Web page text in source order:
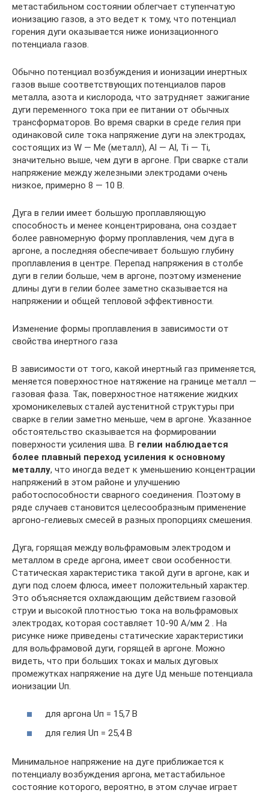
метастабильном состоянии облегчает ступенчатую
ионизацию газов, а это ведет к тому, что потенциал
горения дуги оказывается ниже ионизационного
потенциала газов.
Обычно потенциал возбуждения и ионизации инертных
газов выше соответствующих потенциалов паров
металла, азота и кислорода, что затрудняет зажигание
дуги переменного тока при ее питании от обычных
трансформаторов. Во время сварки в среде гелия при
одинаковой силе тока напряжение дуги на электродах,
состоящих из W — Me (металл), Al — Al, Ti — Ti,
значительно выше, чем дуги в аргоне. При сварке стали
напряжение между железными электродами очень
низкое, примерно 8 — 10 В.
Дуга в гелии имеет большую проплавляющую
способность и менее концентрирована, она создает
более равномерную форму проплавления, чем дуга в
аргоне, а последняя обеспечивает большую глубину
проплавления в центре. Перепад напряжения в столбе
дуги в гелии больше, чем в аргоне, поэтому изменение
длины дуги в гелии более заметно сказывается на
напряжении и общей тепловой эффективности.
Изменение формы проплавления в зависимости от
свойства инертного газа
В зависимости от того, какой инертный газ применяется,
меняется поверхностное натяжение на границе металл —
газовая фаза. Так, поверхностное натяжение жидких
хромоникелевых сталей аустенитной структуры при
сварке в гелии заметно меньше, чем в аргоне. Указанное
обстоятельство сказывается на формировании
поверхности усиления шва. В гелии наблюдается
более плавный переход усиления к основному
металлу, что иногда ведет к уменьшению концентрации
напряжений в этом районе и улучшению
работоспособности сварного соединения. Поэтому в
ряде случаев становится целесообразным применение
аргоно-гелиевых смесей в разных пропорциях смешения.
Дуга, горящая между вольфрамовым электродом и
металлом в среде аргона, имеет свои особенности.
Статическая характеристика такой дуги в аргоне, как и
дуги под слоем флюса, имеет положительный характер.
Это объясняется охлаждающим действием газовой
струи и высокой плотностью тока на вольфрамовых
электродах, которая составляет 10-90 А/мм 2 . На
рисунке ниже приведены статические характеристики
для вольфрамовой дуги, горящей в аргоне. Можно
видеть, что при больших токах и малых дуговых
промежутках напряжение на дуге Uд меньше потенциала
ионизации Uп.
для аргона Uп = 15,7 В
для гелия Uп = 25,4 В
Минимальное напряжение на дуге приближается к
потенциалу возбуждения аргона, метастабильное
состояние которого, вероятно, в этом случае играет